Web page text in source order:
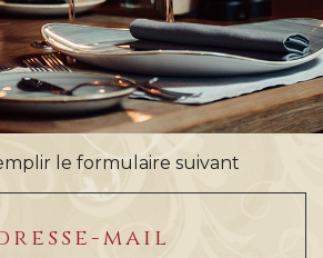
le formulaire suivant
mail